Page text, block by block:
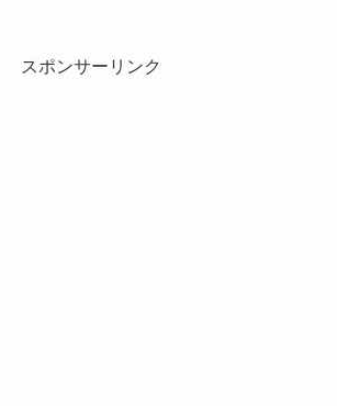
スポンサーリンク